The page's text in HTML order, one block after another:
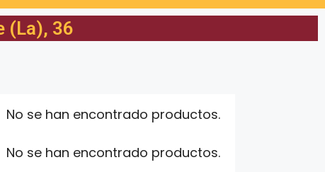
(La), 36
No se han encontrado productos.
No se han encontrado productos.